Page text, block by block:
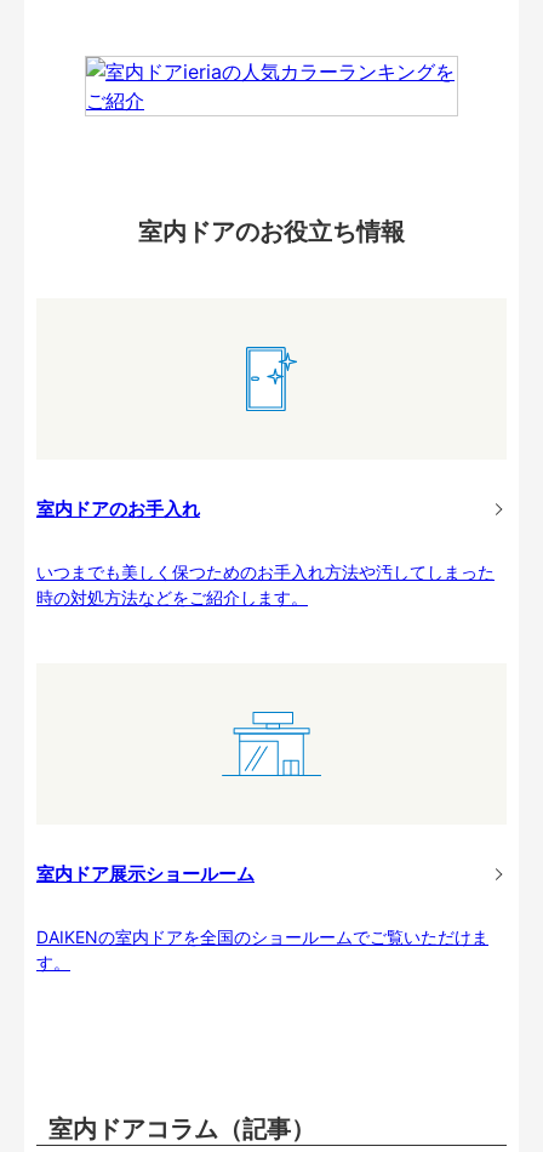
室内ドアのお役立ち情報
室内ドアのお手入れ
いつまでも美しく保つためのお手入れ方法や汚してしまった
時の対処方法などをご紹介します。
室内ドア展示ショールーム
DAIKENの室内ドアを全国のショールームでご覧いただけま
す。
室内ドアコラム（記事）